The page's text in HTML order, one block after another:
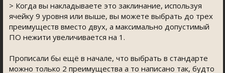
> Когда вы накладываете это заклинание, используя
ячейку 9 уровня или выше, вы можете выбрать до трех
преимуществ вместо двух, а максимально допустимый
ПО нежити увеличивается на 1.
Прописали бы ещё в начале, что выбрать в стандарте
можно только 2 преимущества а то написано так, будто